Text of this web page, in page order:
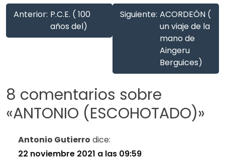
Anterior: P.C.E. ( 100
años del)
Siguiente: ACORDEÓN (
un viaje de la
mano de
Aingeru
Berguices)
8 comentarios sobre
«ANTONIO (ESCOHOTADO)»
Antonio Gutierro dice:
22 noviembre 2021 a las 09:59